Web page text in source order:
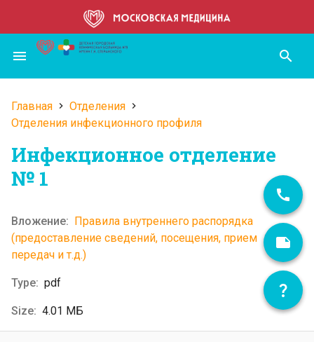
основному
содержанию
menu search
Строка
навигации
Главная
Отделения
Отделения инфекционного профиля
Инфекционное отделение
№ 1
Правила внутреннего распорядка
(предоставление сведений, посещения, прием
передач и т.д.)
pdf
4.01 МБ